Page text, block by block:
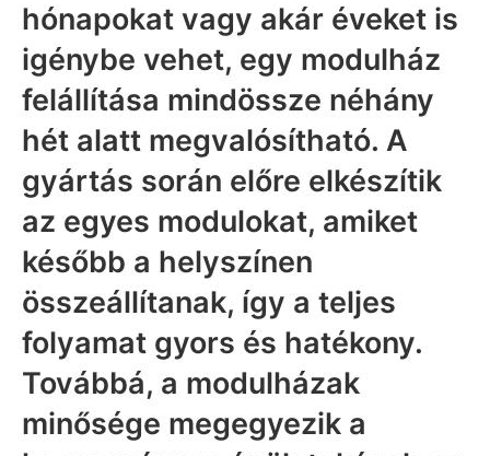
hónapokat vagy akár éveket is
igénybe vehet, egy modulház
felállítása mindössze néhány
hét alatt megvalósítható. A
gyártás során előre elkészítik
az egyes modulokat, amiket
később a helyszínen
összeállítanak, így a teljes
folyamat gyors és hatékony.
Továbbá, a modulházak
minősége megegyezik a